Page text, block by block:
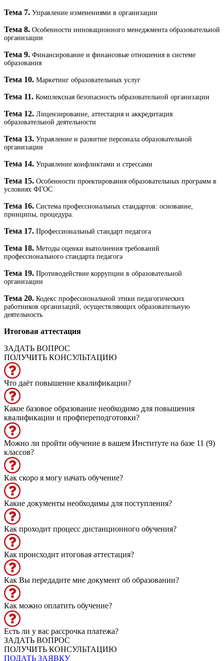
Тема 7. Управление изменениями в организации
Тема 8. Особенности инновационного менеджмента образовательной
организации
Тема 9. Финансирование и финансовые отношения в системе
образования
Тема 10. Маркетинг образовательных услуг
Тема 11. Комплексная безопасность образовательной организации
Тема 12. Лицензирование, аттестация и аккредитация
образовательной деятельности
Тема 13. Управление и развитие персонала образовательной
организации
Тема 14. Управление конфликтами и стрессами
Тема 15. Особенности проектирования образовательных программ в
условиях ФГОС
Тема 16. Система профессиональных стандартов: основание,
принципы, процедура.
Тема 17. Профессиональный стандарт педагога
Тема 18. Методы оценки выполнения требований
профессионального стандарта педагога
Тема 19. Противодействие коррупции в образовательной
организации
Тема 20. Кодекс профессиональной этики педагогических
работников организаций, осуществляющих образовательную
деятельность
Итоговая аттестация
ЗАДАТЬ ВОПРОС
ПОЛУЧИТЬ КОНСУЛЬТАЦИЮ
Что даёт повышение квалификации?
Какое базовое образование необходимо для повышения
квалификации и профпереподготовки?
Можно ли пройти обучение в вашем Институте на базе 11 (9)
классов?
Как скоро я могу начать обучение?
Какие документы необходимы для поступления?
Как проходит процесс дистанционного обучения?
Как происходит итоговая аттестация?
Как Вы передадите мне документ об образовании?
Как можно оплатить обучение?
Есть ли у вас рассрочка платежа?
ЗАДАТЬ ВОПРОС
ПОЛУЧИТЬ КОНСУЛЬТАЦИЮ
ПОДАТЬ ЗАЯВКУ